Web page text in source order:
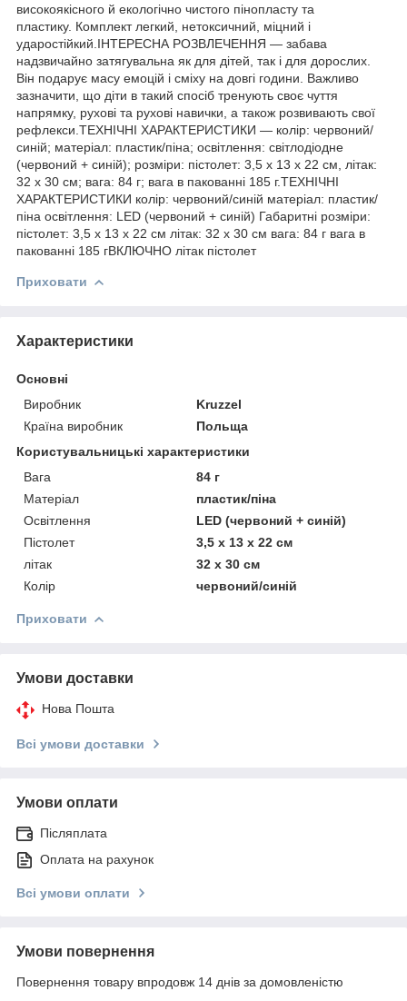
високоякісного й екологічно чистого пінопласту та
пластику. Комплект легкий, нетоксичний, міцний і
ударостійкий.ІНТЕРЕСНА РОЗВЛЕЧЕННЯ — забава
надзвичайно затягувальна як для дітей, так і для дорослих.
Він подарує масу емоцій і сміху на довгі години. Важливо
зазначити, що діти в такий спосіб тренують своє чуття
напрямку, рухові та рухові навички, а також розвивають свої
рефлекси.ТЕХНІЧНІ ХАРАКТЕРИСТИКИ — колір: червоний/
синій; матеріал: пластик/піна; освітлення: світлодіодне
(червоний + синій); розміри: пістолет: 3,5 х 13 х 22 см, літак:
32 х 30 см; вага: 84 г; вага в пакованні 185 г.ТЕХНІЧНІ
ХАРАКТЕРИСТИКИ колір: червоний/синій матеріал: пластик/
піна освітлення: LED (червоний + синій) Габаритні розміри:
пістолет: 3,5 х 13 х 22 см літак: 32 х 30 см вага: 84 г вага в
пакованні 185 гВКЛЮЧНО літак пістолет
Приховати
Характеристики
Основні
Виробник
Kruzzel
Країна виробник
Польща
Користувальницькі характеристики
Вага
84 г
Матеріал
пластик/піна
Освітлення
LED (червоний + синій)
Пістолет
3,5 х 13 х 22 см
літак
32 х 30 см
Колір
червоний/синій
Приховати
Умови доставки
Нова Пошта
Всі умови доставки
Умови оплати
Післяплата
Оплата на рахунок
Всі умови оплати
Умови повернення
Повернення товару впродовж 14 днів за домовленістю